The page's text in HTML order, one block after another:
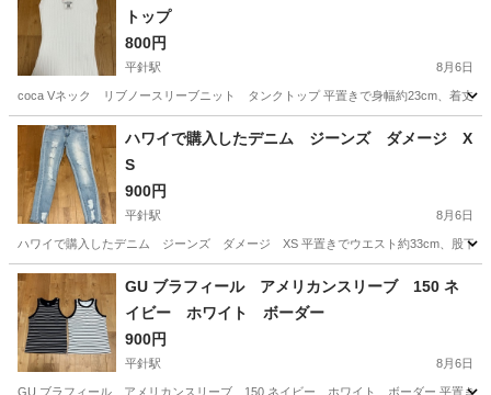
トップ
800円
平針駅 8月6日
coca Vネック リブノースリーブニット タンクトップ 平置きで身幅約23cm、着丈約
愛知 日進市 平針駅 その他
ハワイで購入したデニム ジーンズ ダメージ X
S
900円
平針駅 8月6日
ハワイで購入したデニム ジーンズ ダメージ XS 平置きでウエスト約33cm、股下約
愛知 日進市 平針駅 ジーンズ/デニム
GU ブラフィール アメリカンスリーブ 150 ネ
イビー ホワイト ボーダー
900円
平針駅 8月6日
GU ブラフィール アメリカンスリーブ 150 ネイビー ホワイト ボーダー 平置きで